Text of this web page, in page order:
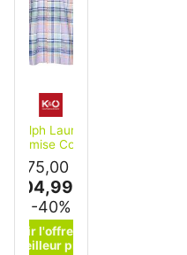
Ralph Lauren
Chemise Coupe
violet
L
175,00 €
104,99 €
-40%